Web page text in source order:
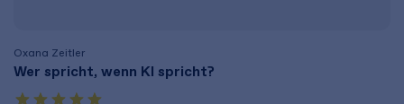
Oxana Zeitler
Wer spricht, wenn KI spricht?